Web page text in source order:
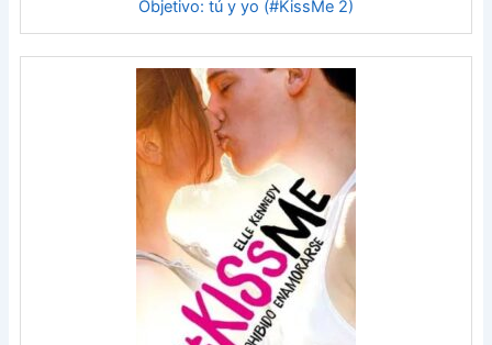
Objetivo: tú y yo (#KissMe 2)